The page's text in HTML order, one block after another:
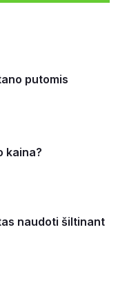
putomis
kaina?
naudoti šiltinant